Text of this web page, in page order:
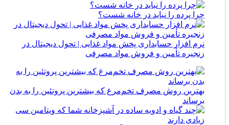
چرا پرده را نباید در خانه شست؟
نرم افزار حسابداری پخش مواد غذایی | تحول دیجیتال در
زنجیره تأمین و فروش مواد مصرفی
بهترین روش مصرف تخم‌مرغ که بیشترین پروتئین را به بدن
برساند